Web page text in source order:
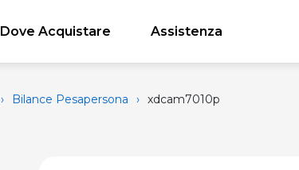
Dove Acquistare Assistenza
› Bilance Pesapersona › xdcam7010p